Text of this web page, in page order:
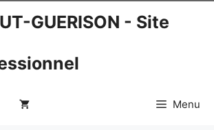
GUERISON - Site
Menu